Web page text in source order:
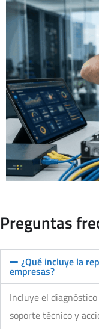
Preguntas
¿Qué incluye la
empresas?
Incluye el
soporte técnico y